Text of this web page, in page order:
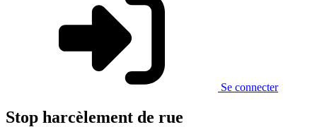
Se connecter
Stop harcèlement de rue